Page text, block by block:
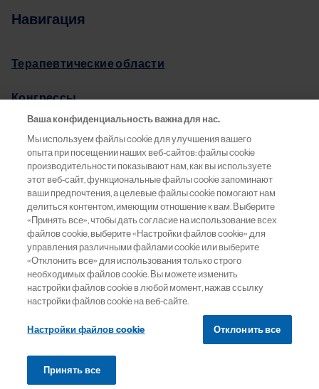
Навигация
Терапевтические области
Конгрессы
Информация о препаратах
Обратная связь
ООО «Новартис Фарма»
Москва, 125315
Россия
Факс:+7 (495) 967 12 68
Ваша конфиденциальность важна для нас.
Мы используем файлы cookie для улучшения вашего
опыта при посещении наших веб-сайтов: файлы cookie
производительности показывают нам, как вы используете
этот веб-сайт, функциональные файлы cookie запоминают
ваши предпочтения, а целевые файлы cookie помогают нам
делиться контентом, имеющим отношение к вам. Выберите
«Принять все», чтобы дать согласие на использование всех
файлов cookie, выберите «Настройки файлов cookie» для
управления различными файлами cookie или выберите
«Отклонить все» для использования только строго
необходимых файлов cookie. Вы можете изменить
настройки файлов cookie в любой момент, нажав ссылку
настройки файлов cookie на веб-сайте.
Настройки файлов cookie Отклонить все
Принять все